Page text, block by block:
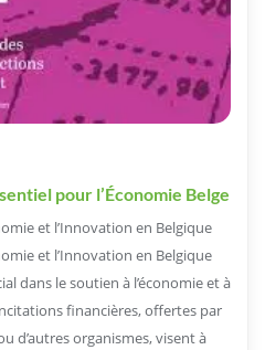
pour l’Économie Belge
et l’Innovation en Belgique
et l’Innovation en Belgique
dans le soutien à l’économie et à
financières, offertes par
d’autres organismes, visent à